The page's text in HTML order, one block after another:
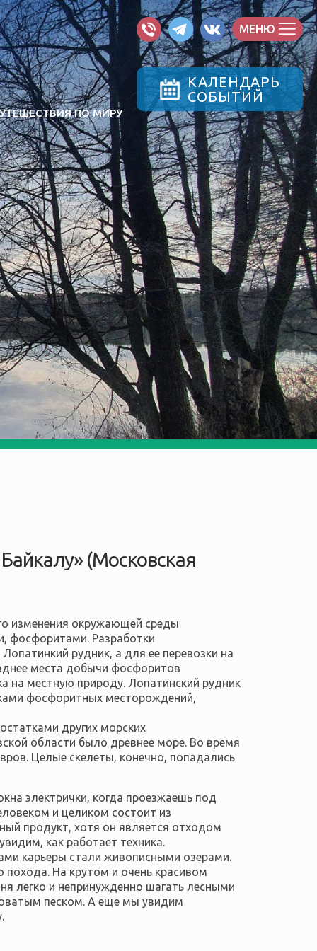
ПО МИРУ
МЕНЮ
КАЛЕНДАРЬ
СОБЫТИЙ
(Московская
изменения окружающей среды
фосфоритами. Разработки
рудник, а для ее перевозки на
места добычи фосфоритов
на местную природу. Лопатинский рудник
фосфоритных месторождений,
других морских
области было древнее море. Во время
Целые скелеты, конечно, попадались
электрички, когда проезжаешь под
и целиком состоит из
продукт, хотя он является отходом
как работает техника.
карьеры стали живописными озерами.
На крутом и очень красивом
легко и непринужденно шагать лесными
песком. А еще мы увидим